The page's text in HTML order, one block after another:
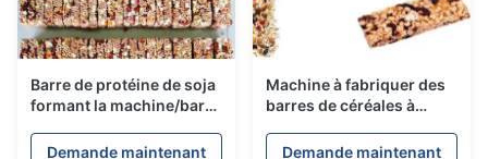
Barre de protéine de soja
formant la machine/barre
croûte faisant la machine
Demande maintenant
Machine à fabriquer des
barres de céréales à
par automate
Demande maintenant